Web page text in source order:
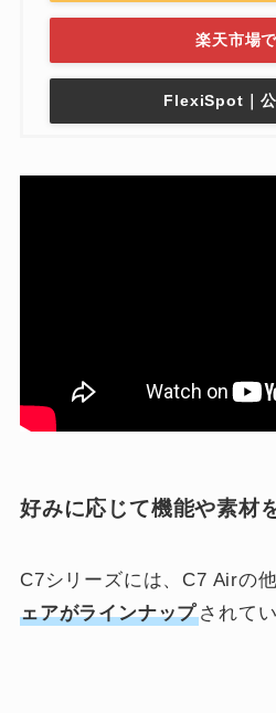
楽天市場
FlexiSpot｜公
好みに応じて機能や素材
C7シリーズには、C7 Airの
ェアがラインナップ されて